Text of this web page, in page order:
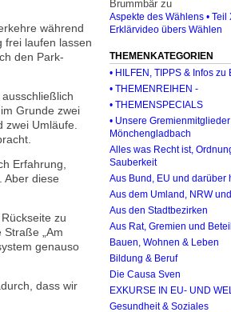
während
frei laufen lassen
den Park-
Grunde zwei
Umläufe.
Erfahrung,
Aber diese
zu
„Am
genauso
dass wir
Brummbär zu
Aspekte des Wählens • Teil
Erklärvideo übers Wählen
THEMENKATEGORIEN
• HILFEN, TIPPS & Infos zu
• THEMENREIHEN -
• THEMENSPECIALS
• Unsere
Mönchengladbach
Alles was Recht ist,
Sauberkeit
Aus Bund, EU und darüber
Aus dem Umland, NRW
Aus den Stadtbezirken
Aus Rat, Gremien und
Bauen, Wohnen & Leben
Bildung & Beruf
Die Causa Sven
EXKURSE IN EU- UND
Gesundheit & Soziales